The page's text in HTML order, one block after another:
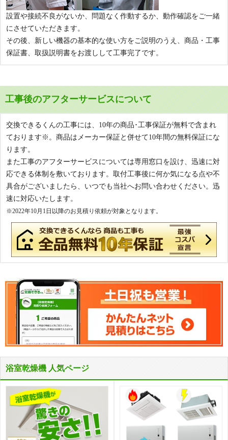
設置や接続不良がないか、問題なく作動するか、動作確認をご一緒
にさせていただきます。
その後、新しい機器の基本的な使い方をご説明のうえ、商品・工事
保証書、取扱説明書をお渡しして工事完了です。
工事後のアフターサービスについて
交換できるくんの工事には、10年の商品･工事保証が無料で含まれ
ております※。商品はメーカー保証と併せて10年間の無料保証にな
ります。
また工事のアフターサービスについては専用窓口を設け、迅速に対
応できる体制を敷いております。取付工事後に何か気になる点や不
具合がございましたら、いつでも当社へお問い合わせください。迅
速に対応いたします。
※2022年10月1日以降のお見積り依頼が対象となります。
浴室乾燥機 人気ページ